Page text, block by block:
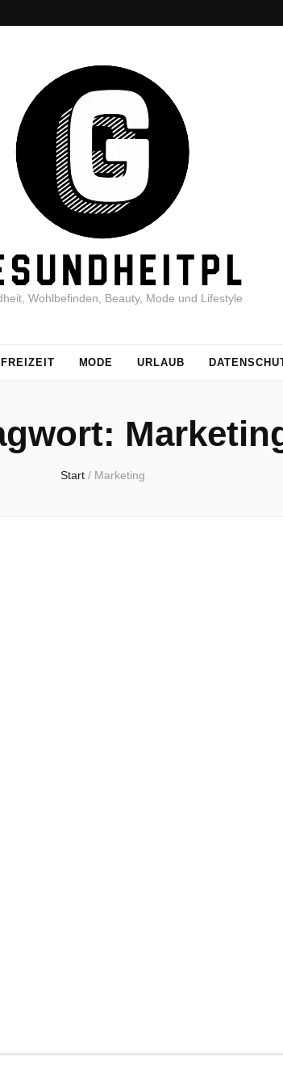
Wohlbefinden, Beauty, Mode und Lifestyle
FREIZEIT MODE URLAUB
Start / Marketing